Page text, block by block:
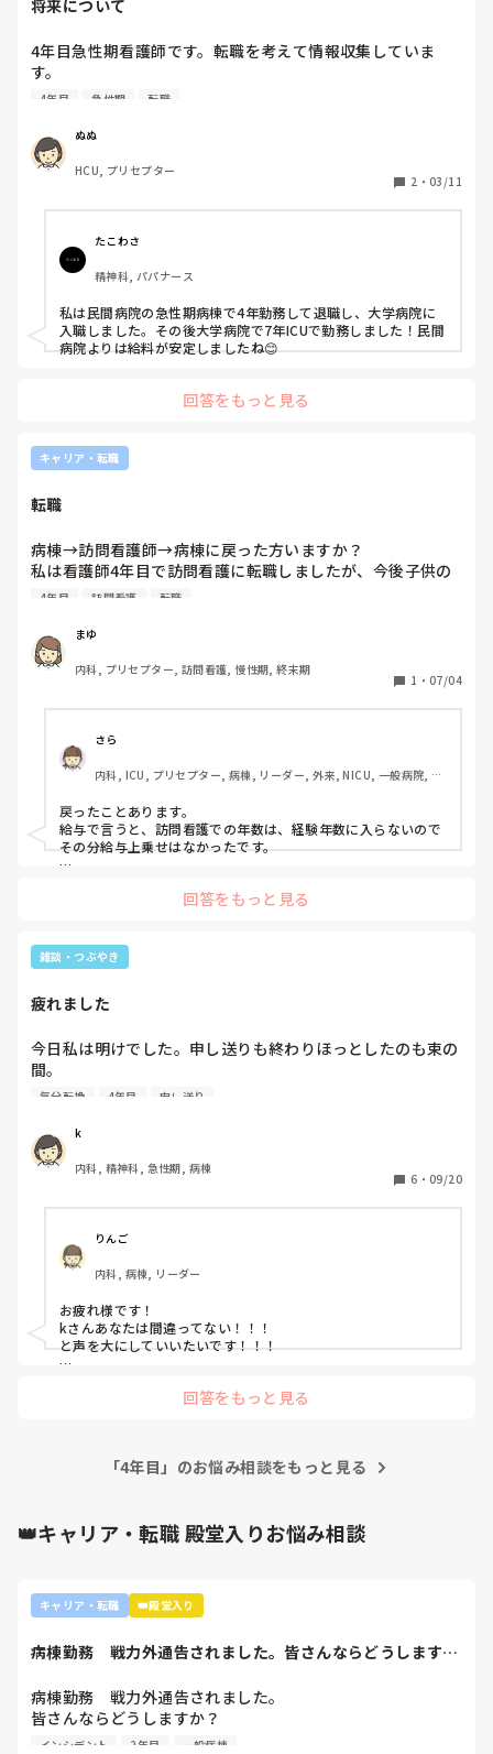
将来について
4年目急性期看護師です。転職を考えて情報収集していま
す。
みなさん最終的にどんな働き方を目指してますか？
参考にしたいです。ご経験などうかがえましたら教えてくだ
4年目 急性期 転職
ぬぬ
HCU, プリセプター
2 ・ 03/11
たこわさ
精神科, パパナース
私は民間病院の急性期病棟で4年勤務して退職し、大学病院に
入職しました。その後大学病院で7年ICUで勤務しました！民間
病院よりは給料が安定しましたね😊
回答をもっと見る
キャリア・転職
転職
病棟→訪問看護師→病棟に戻った方いますか？
私は看護師4年目で訪問看護に転職しましたが、今後子供の
ことを考えたりなどすると病棟をまた挟むのも一つの選択肢
働いてみてどうだったか感想を教えて欲しいです
4年目 訪問看護 転職
まゆ
内科, プリセプター, 訪問看護, 慢性期, 終末期
1 ・ 07/04
さら
内科, ICU, プリセプター, 病棟, リーダー, 外来, NICU, 一般病院, 大
戻ったことあります。
給与で言うと、訪問看護での年数は、経験年数に入らないので
その分給与上乗せはなかったです。
われるのですが、基本臨床での経験が経験年数とされるところ
働き方は大変ですね。
とにかくシフトはギリギリに出るから子供の予定が取れるのか
れないし。訪問看護の方が給与が5万ほど良かったし、ママさ
回答をもっと見る
雑談・つぶやき
疲れました
今日私は明けでした。申し送りも終わりほっとしたのも束の
間。
われました。基本的に電カルにのってるので必要ないなと思
った患者の情報はあえて申し送らなかったのですが、それが
必要だったと。
今日私が申し送ったリーダーは昨日の日勤帯もいたし、ある
患者について知ってる情報だと思ってたのであえて申し送り
にはあげませんでした。
私が一番経験年数浅い【4年目】ですし、先輩は10年以上の
ベテランの方ばかりです。
まさか夜勤明けに感情的に言われるとは思わず帰る際に挨拶
をしても無視。
あまりいい気分にはなりませんでした。
気分転換 4年目 申し送り
k
内科, 精神科, 急性期, 病棟
6 ・ 09/20
りんご
内科, 病棟, リーダー
お疲れ様です！
kさんあなたは間違ってない！！！
と声を大にしていいたいです！！！
という根拠があるのに対し、その先輩の言ってることには根拠
奪って、その分患者さんに還元できるケアの時間も減るってこ
か試行錯誤してましたよ。
師長さんへ相談して、申し送りの方法を統一してもらってもい
回答をもっと見る
「4年目」のお悩み相談をもっと見る
👑キャリア・転職 殿堂入りお悩み相談
キャリア・転職 👑殿堂入り
病棟勤務　戦力外通告されました。皆さんならどうします
病棟勤務　戦力外通告されました。
皆さんならどうしますか？
2年目です。1年目はゆるい部署にいましたが、人間関係が原
インシデント 2年目 一般病棟